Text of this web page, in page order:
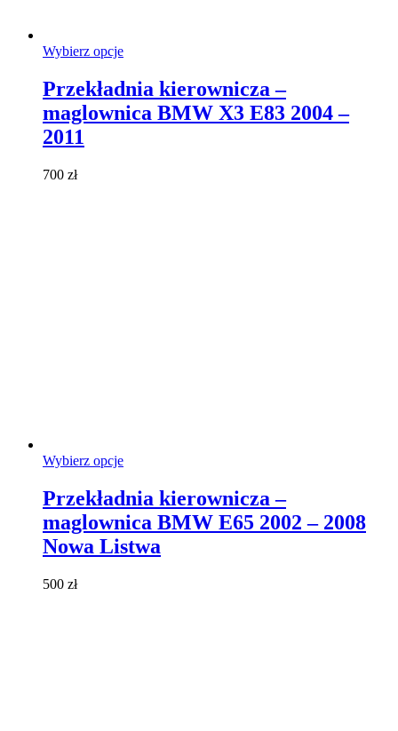
Wybierz opcjeTen
ma
wiele
wariantów.
Przekładnia kierownicza –
maglownica BMW X3 E83 2004 –
2011
700 zł
Wybierz opcjeTen
ma
wiele
wariantów.
Opcje
można
Przekładnia kierownicza –
maglownica BMW E65 2002 – 2008
Nowa Listwa
500 zł